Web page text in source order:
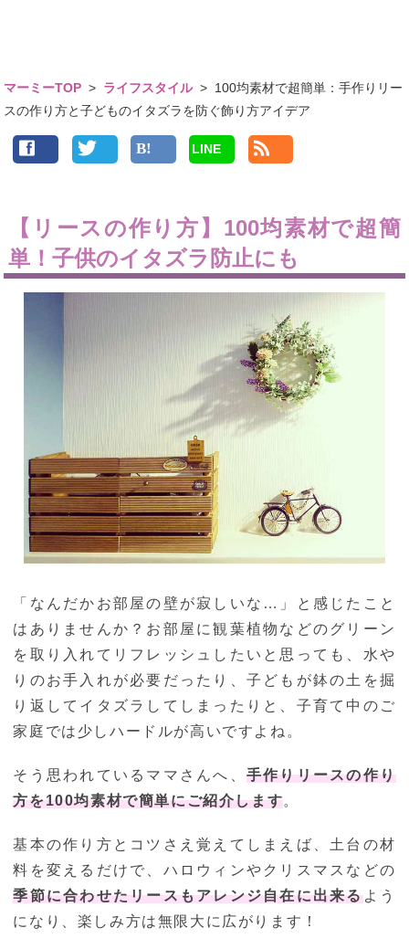
マーミーTOP > ライフスタイル> 100均素材で超簡単：手作りリー
スの作り方と子どものイタズラを防ぐ飾り方アイデア
LINE
【リースの作り方】100均素材で超簡
単！子供のイタズラ防止にも
「なんだかお部屋の壁が寂しいな…」と感じたこと
はありませんか？お部屋に観葉植物などのグリーン
を取り入れてリフレッシュしたいと思っても、水や
りのお手入れが必要だったり、子どもが鉢の土を掘
り返してイタズラしてしまったりと、子育て中のご
家庭では少しハードルが高いですよね。
そう思われているママさんへ、 手作りリースの作り
方を100均素材で簡単にご紹介します。
基本の作り方とコツさえ覚えてしまえば、土台の材
料を変えるだけで、ハロウィンやクリスマスなどの
季節に合わせたリースもアレンジ自在に出来るよう
になり、楽しみ方は無限大に広がります！